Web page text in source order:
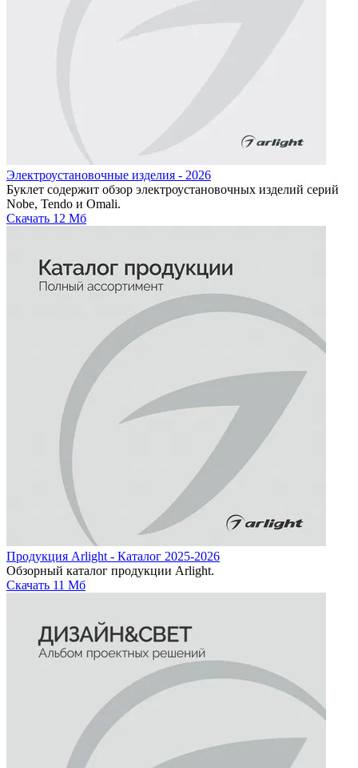
Электроустановочные изделия - 2026
Буклет содержит обзор электроустановочных изделий серий
Nobe, Tendo и Omali.
Скачать 12 Мб
Продукция Arlight - Каталог 2025-2026
Обзорный каталог продукции Arlight.
Скачать 11 Мб